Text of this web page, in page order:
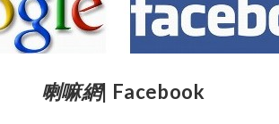
喇嘛網| Facebook